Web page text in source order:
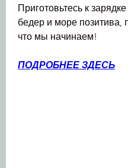
Приготовьтесь к
бедер и море позитива,
что мы начинаем!
ПОДРОБНЕЕ ЗДЕСЬ